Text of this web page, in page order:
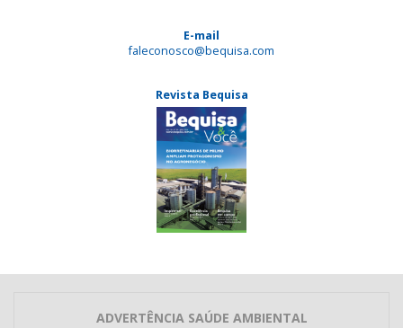
E-mail
faleconosco@bequisa.com
Revista Bequisa
ADVERTÊNCIA SAÚDE AMBIENTAL